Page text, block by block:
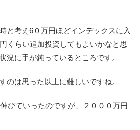
と考え6０万円ほどインデックスに入
くらい追加投資してもよいかなと思
況に手が鈍っているところです。
のは思った以上に難しいですね。
びていったのですが、２０００万円